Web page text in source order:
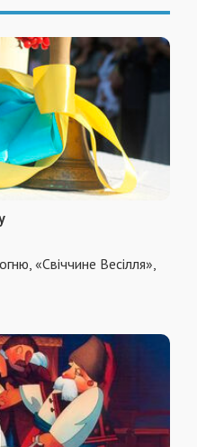
«Свіччине Весілля»,